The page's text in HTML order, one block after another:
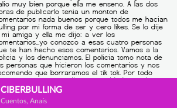
CIBERBULLING
Cuentos, Anaís